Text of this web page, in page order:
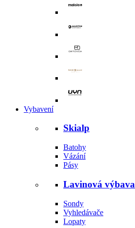
Vybavení
Skialp
Batohy
Vázání
Pásy
Lavinová výbava
Sondy
Vyhledávače
Lopaty